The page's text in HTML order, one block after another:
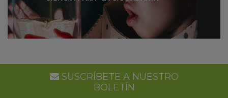
SUSCRÍBETE A NUESTRO
BOLETÍN